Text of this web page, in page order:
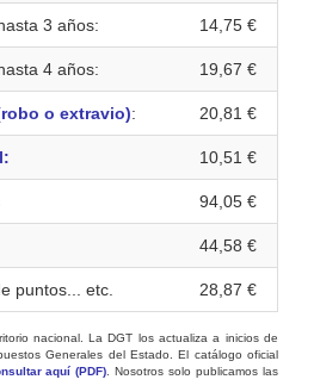
3 años: 14,75 €
4 años: 19,67 €
o extravio): 20,81 €
10,51 €
94,05 €
44,58 €
puntos... etc. 28,87 €
nacional. La DGT los actualiza a inicios de
Generales del Estado. El catálogo oficial
aquí (PDF) . Nosotros solo publicamos las